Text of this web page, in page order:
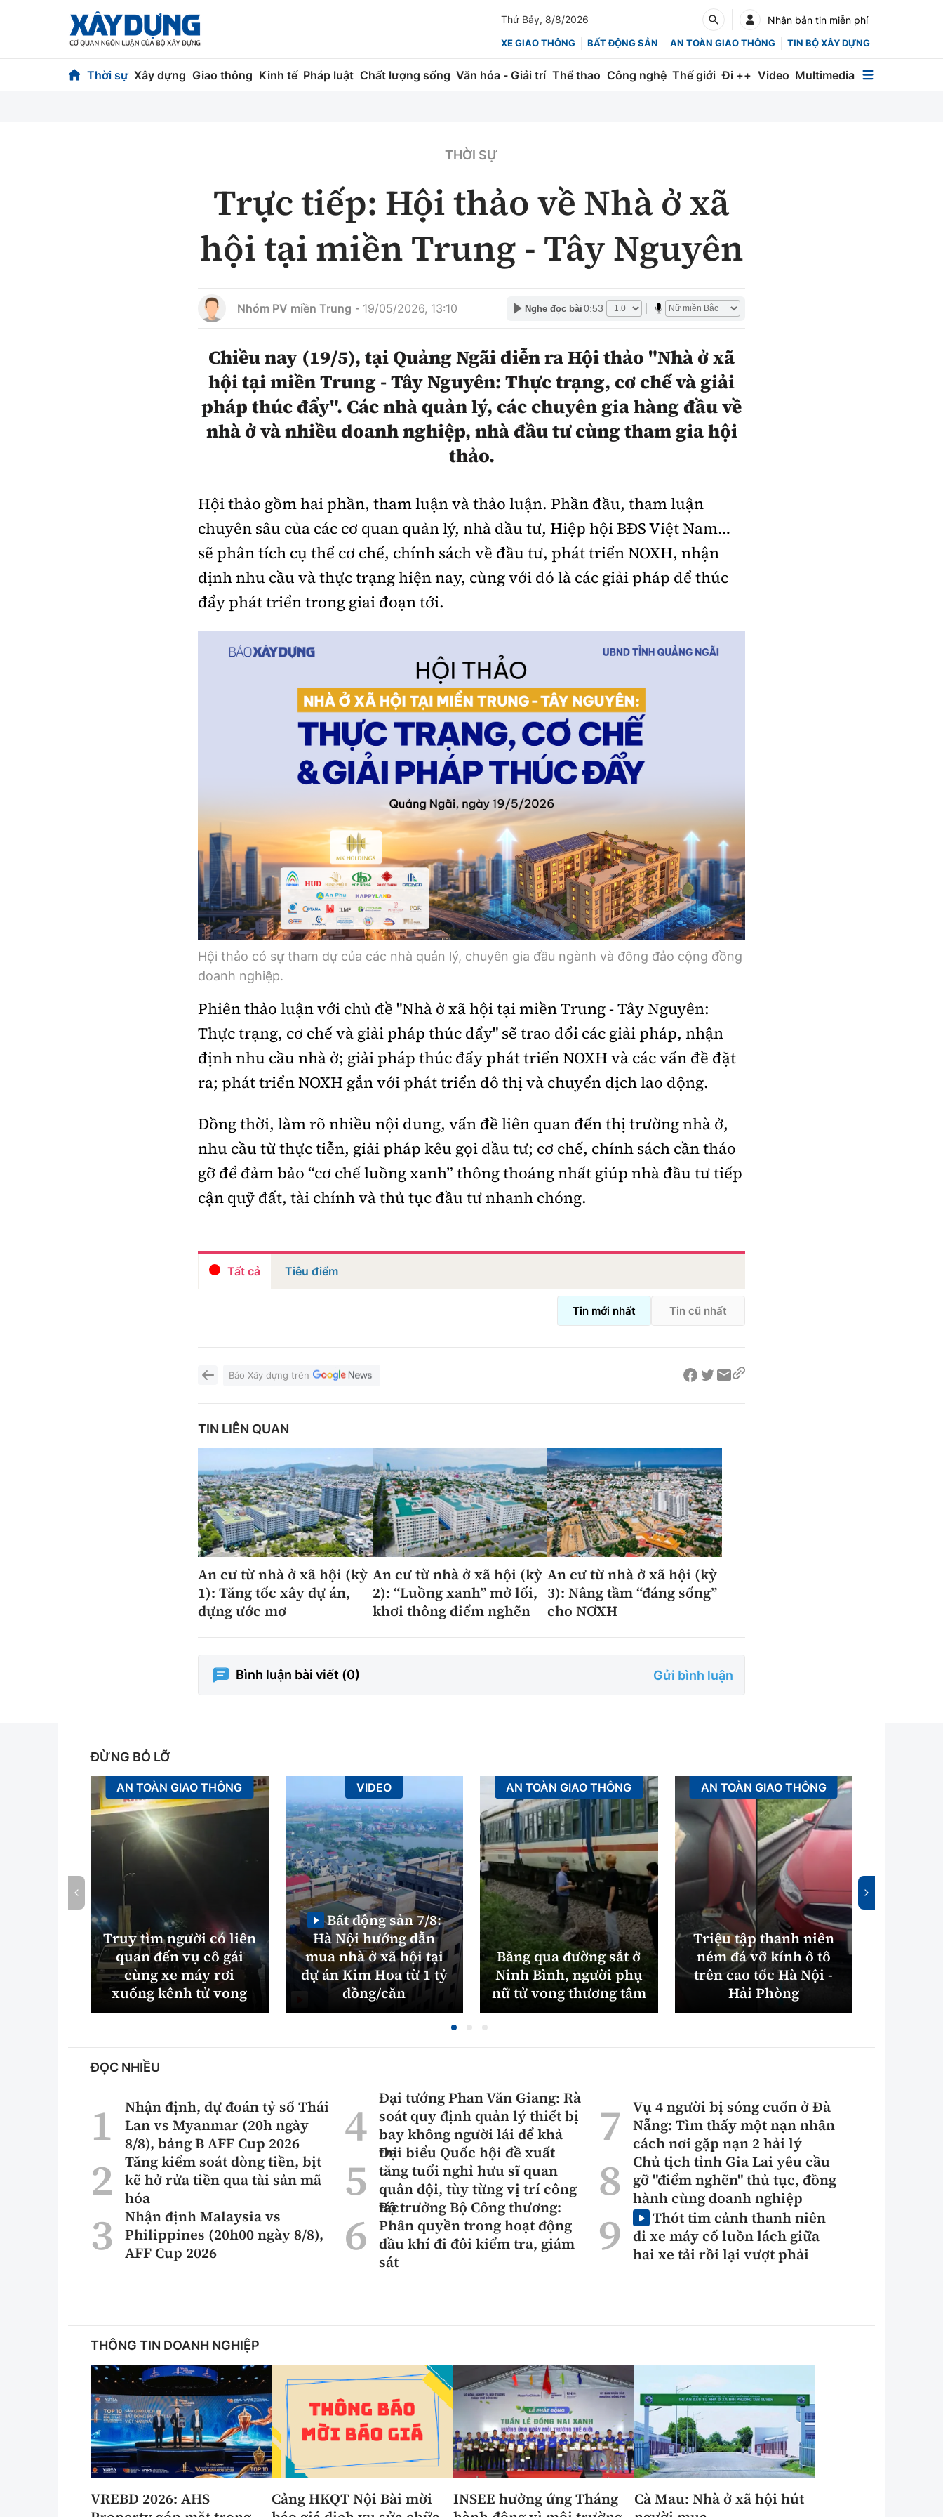
Thứ Bảy, 8/8/2026 Nhận bản tin miễn phí
XE GIAO THÔNG BẤT ĐỘNG SẢN AN TOÀN GIAO THÔNG TIN BỘ XÂY DỰNG
Thời sự Xây dựng Giao thông Kinh tế Pháp luật Chất lượng sống Văn hóa - Giải trí Thể thao Công nghệ Thế giới Đi ++ Video Multimedia
Vật liệu xây dựng
Giám định chất lượng
Quản lý đô thị
Hàng không
Đường sắt
Đường sắt tốc độ cao
Đăng kiểm
Hàng hải
Đường sắt đô thị
Nhà thầu
Mời thầu - Đấu thầu
xem thêm
Chứng khoán
Bảo hiểm
Doanh nghiệp
Giao thông 24h
ATGT địa phương
Văn hóa giao thông
Gương sáng giao thông
xem thêm
Văn hóa - Giải Trí
Showbiz
Thể thao
Hậu trường sao
360 độ thể thao
Công nghệ
Sản phẩm mới
Tư vấn
Lối sống
Ẩm thực
Video
Thời sự
Camera giao thông
Câu chuyện giao thông
Lăng kính xây dựng
Giải trí - Thể thao
THỜI SỰ
Trực tiếp: Hội thảo về Nhà ở xã
hội tại miền Trung - Tây Nguyên
Nhóm PV miền Trung - 19/05/2026, 13:10 Nghe đọc bài 0:53
Chiều nay (19/5), tại Quảng Ngãi diễn ra Hội thảo "Nhà ở xã
hội tại miền Trung - Tây Nguyên: Thực trạng, cơ chế và giải
pháp thúc đẩy". Các nhà quản lý, các chuyên gia hàng đầu về
nhà ở và nhiều doanh nghiệp, nhà đầu tư cùng tham gia hội
thảo.
Hội thảo gồm hai phần, tham luận và thảo luận. Phần đầu, tham luận
chuyên sâu của các cơ quan quản lý, nhà đầu tư, Hiệp hội BĐS Việt Nam…
sẽ phân tích cụ thể cơ chế, chính sách về đầu tư, phát triển NOXH, nhận
định nhu cầu và thực trạng hiện nay, cùng với đó là các giải pháp để thúc
đẩy phát triển trong giai đoạn tới.
Hội thảo có sự tham dự của các nhà quản lý, chuyên gia đầu ngành và đông đảo cộng đồng
doanh nghiệp.
Phiên thảo luận với chủ đề "Nhà ở xã hội tại miền Trung - Tây Nguyên:
Thực trạng, cơ chế và giải pháp thúc đẩy" sẽ trao đổi các giải pháp, nhận
định nhu cầu nhà ở; giải pháp thúc đẩy phát triển NOXH và các vấn đề đặt
ra; phát triển NOXH gắn với phát triển đô thị và chuyển dịch lao động.
Đồng thời, làm rõ nhiều nội dung, vấn đề liên quan đến thị trường nhà ở,
nhu cầu từ thực tiễn, giải pháp kêu gọi đầu tư; cơ chế, chính sách cần tháo
gỡ để đảm bảo “cơ chế luồng xanh” thông thoáng nhất giúp nhà đầu tư tiếp
cận quỹ đất, tài chính và thủ tục đầu tư nhanh chóng.
Tất cả Tiêu điểm
Tin mới nhất Tin cũ nhất
Báo Xây dựng trên
TIN LIÊN QUAN
An cư từ nhà ở xã hội (kỳ
1): Tăng tốc xây dự án,
dựng ước mơ
An cư từ nhà ở xã hội (kỳ
2): “Luồng xanh” mở lối,
khơi thông điểm nghẽn
An cư từ nhà ở xã hội (kỳ
3): Nâng tầm “đáng sống”
cho NƠXH
Bình luận bài viết (0) Gửi bình luận
ĐỪNG BỎ LỠ
AN TOÀN GIAO THÔNG
Truy tìm người có liên
quan đến vụ cô gái
cùng xe máy rơi
xuống kênh tử vong
VIDEO
Bất động sản 7/8:
Hà Nội hướng dẫn
mua nhà ở xã hội tại
dự án Kim Hoa từ 1 tỷ
đồng/căn
AN TOÀN GIAO THÔNG
Băng qua đường sắt ở
Ninh Bình, người phụ
nữ tử vong thương tâm
AN TOÀN GIAO THÔNG
Triệu tập thanh niên
ném đá vỡ kính ô tô
trên cao tốc Hà Nội -
Hải Phòng
ĐỌC NHIỀU
Nhận định, dự đoán tỷ số Thái
Lan vs Myanmar (20h ngày
8/8), bảng B AFF Cup 2026
Tăng kiểm soát dòng tiền, bịt
kẽ hở rửa tiền qua tài sản mã
hóa
Nhận định Malaysia vs
Philippines (20h00 ngày 8/8),
AFF Cup 2026
Đại tướng Phan Văn Giang: Rà
soát quy định quản lý thiết bị
bay không người lái để khả
thi
Đại biểu Quốc hội đề xuất
tăng tuổi nghỉ hưu sĩ quan
quân đội, tùy từng vị trí công
tác
Bộ trưởng Bộ Công thương:
Phân quyền trong hoạt động
dầu khí đi đôi kiểm tra, giám
sát
Vụ 4 người bị sóng cuốn ở Đà
Nẵng: Tìm thấy một nạn nhân
cách nơi gặp nạn 2 hải lý
Chủ tịch tỉnh Gia Lai yêu cầu
gỡ "điểm nghẽn" thủ tục, đồng
hành cùng doanh nghiệp
Thót tim cảnh thanh niên
đi xe máy cố luồn lách giữa
hai xe tải rồi lại vượt phải
THÔNG TIN DOANH NGHIỆP
VREBD 2026: AHS
Cảng HKQT Nội Bài mời
INSEE hưởng ứng Tháng
Cà Mau: Nhà ở xã hội hút